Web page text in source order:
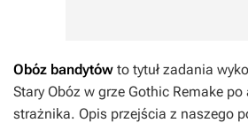
Obóz bandytów to tytuł zadania
Stary Obóz w grze Gothic Remake po
strażnika. Opis przejścia z naszego